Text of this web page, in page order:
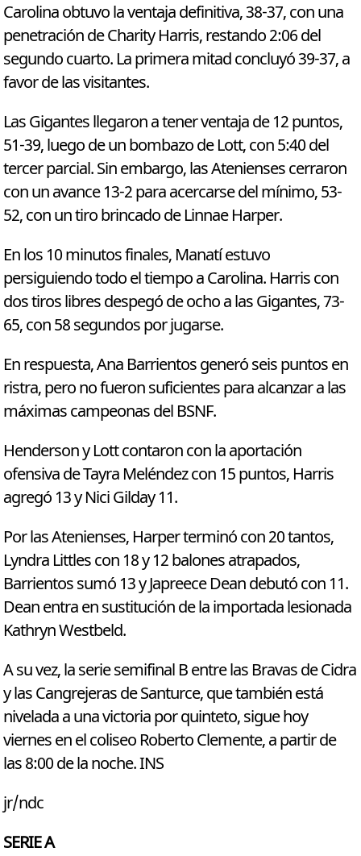
Carolina obtuvo la ventaja definitiva, 38-37, con una
penetración de Charity Harris, restando 2:06 del
segundo cuarto. La primera mitad concluyó 39-37, a
favor de las visitantes.
Las Gigantes llegaron a tener ventaja de 12 puntos,
51-39, luego de un bombazo de Lott, con 5:40 del
tercer parcial. Sin embargo, las Atenienses cerraron
con un avance 13-2 para acercarse del mínimo, 53-
52, con un tiro brincado de Linnae Harper.
En los 10 minutos finales, Manatí estuvo
persiguiendo todo el tiempo a Carolina. Harris con
dos tiros libres despegó de ocho a las Gigantes, 73-
65, con 58 segundos por jugarse.
En respuesta, Ana Barrientos generó seis puntos en
ristra, pero no fueron suficientes para alcanzar a las
máximas campeonas del BSNF.
Henderson y Lott contaron con la aportación
ofensiva de Tayra Meléndez con 15 puntos, Harris
agregó 13 y Nici Gilday 11.
Por las Atenienses, Harper terminó con 20 tantos,
Lyndra Littles con 18 y 12 balones atrapados,
Barrientos sumó 13 y Japreece Dean debutó con 11.
Dean entra en sustitución de la importada lesionada
Kathryn Westbeld.
A su vez, la serie semifinal B entre las Bravas de Cidra
y las Cangrejeras de Santurce, que también está
nivelada a una victoria por quinteto, sigue hoy
viernes en el coliseo Roberto Clemente, a partir de
las 8:00 de la noche. INS
jr/ndc
SERIE A